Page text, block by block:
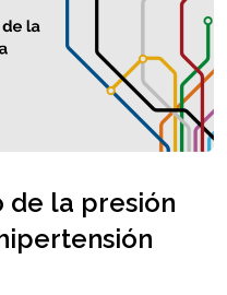
de la presión